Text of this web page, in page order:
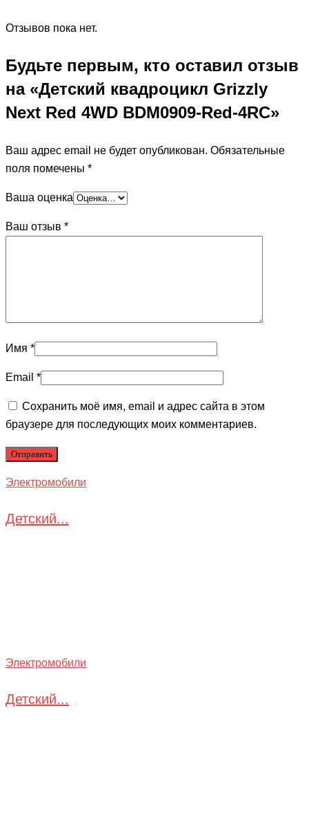
Отзывов пока нет.
Будьте первым, кто оставил отзыв
на «Детский квадроцикл Grizzly
Next Red 4WD BDM0909-Red-4RC»
Ваш адрес email не будет опубликован. Обязательные
поля помечены *
Ваша оценка
Ваш отзыв *
Имя *
Email *
Сохранить моё имя, email и адрес сайта в этом
браузере для последующих моих комментариев.
Электромобили
Детский...
Электромобили
Детский...